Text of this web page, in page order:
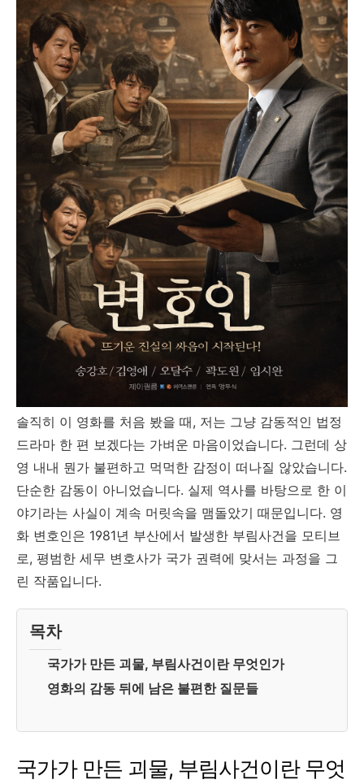
솔직히 이 영화를 처음 봤을 때, 저는 그냥 감동적인 법정
드라마 한 편 보겠다는 가벼운 마음이었습니다. 그런데 상
영 내내 뭔가 불편하고 먹먹한 감정이 떠나질 않았습니다.
단순한 감동이 아니었습니다. 실제 역사를 바탕으로 한 이
야기라는 사실이 계속 머릿속을 맴돌았기 때문입니다. 영
화 변호인은 1981년 부산에서 발생한 부림사건을 모티브
로, 평범한 세무 변호사가 국가 권력에 맞서는 과정을 그
린 작품입니다.
목차
국가가 만든 괴물, 부림사건이란 무엇인가
영화의 감동 뒤에 남은 불편한 질문들
국가가 만든 괴물, 부림사건이란 무엇